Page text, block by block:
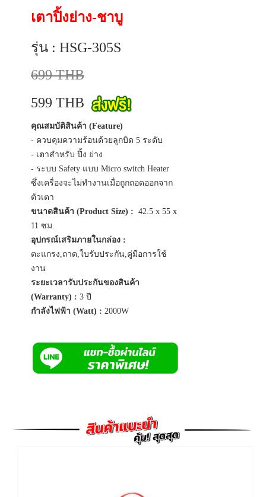
เตาปิ้งย่าง-ชาบู
รุ่น : HSG-305S
699 THB
599 THB
คุณสมบัติสินค้า (Feature)
- ควบคุมความร้อนด้วยลูกบิด 5 ระดับ
- เตาสำหรับ ปิ้ง ย่าง
- ระบบ Safety แบบ Micro switch Heater
ซึ่งเครื่องจะไม่ทำงานเมื่อถูกถอดออกจาก
ตัวเตา
ขนาดสินค้า (Product Size) : 42.5 x 55 x
11 ซม.
อุปกรณ์เสริมภายในกล่อง :
ตะแกรง,ถาด,ใบรับประกัน,คู่มือการใช้
งาน
ระยะเวลารับประกันของสินค้า
(Warranty) : 3 ปี
กำลังไฟฟ้า (Watt) : 2000W